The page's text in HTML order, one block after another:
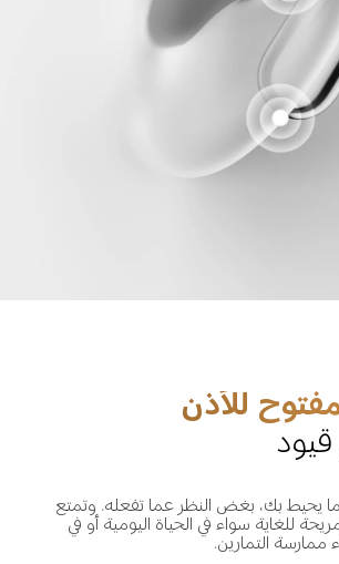
للأذن
يحيط بك، بغض النظر عما تفعله. وتمتع
للغاية سواء في الحياة اليومية أو في
ممارسة التمارين.